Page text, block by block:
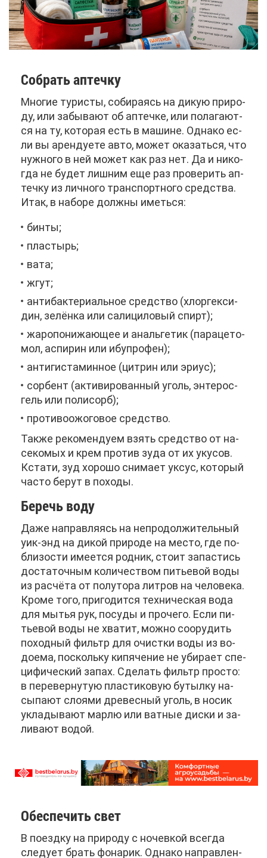
Со­брать ап­теч­ку
Мно­гие ту­ри­сты, со­би­ра­ясь на ди­кую при­ро­
ду, или за­бы­ва­ют об ап­теч­ке, или по­ла­га­ют­
ся на ту, ко­то­рая есть в ма­шине. Од­на­ко ес­
ли вы арен­ду­е­те ав­то, мо­жет ока­зать­ся, что
нуж­но­го в ней мо­жет как раз нет. Да и ни­ко­
гда не бу­дет лиш­ним еще раз про­ве­рить ап­
теч­ку из лич­но­го транс­порт­но­го сред­ства.
Итак, в на­бо­ре долж­ны иметь­ся:
бин­ты;
пла­стырь;
ва­та;
жгут;
ан­ти­бак­те­ри­аль­ное сред­ство (хл­ор­гек­си­
дин, зе­лён­ка или са­ли­ци­ло­вый спирт);
жа­ро­по­ни­жа­ю­щее и аналь­ге­тик (па­ра­це­то­
мол, ас­пи­рин или ибу­про­фен);
ан­ти­ги­ста­мин­ное (цит­рин или эри­ус);
сор­бент (ак­ти­ви­ро­ван­ный уголь, эн­те­рос­
гель или по­ли­сорб);
про­ти­во­ожо­го­вое сред­ство.
Та­к­же ре­ко­мен­ду­ем взять сред­ство от на­
се­ко­мых и крем про­тив зу­да от их уку­сов.
Кста­ти, зуд хо­ро­шо сни­ма­ет ук­сус, ко­то­рый
ча­сто бе­рут в по­хо­ды.
Бе­речь во­ду
Да­же на­прав­ля­ясь на непро­дол­жи­тель­ный
уик-энд на ди­кой при­ро­де на ме­сто, где по­
бли­зо­сти име­ет­ся род­ник, сто­ит за­па­стись
до­ста­точ­ным ко­ли­че­ством пи­тье­вой во­ды
из рас­чё­та от по­лу­то­ра лит­ров на че­ло­ве­ка.
Кро­ме то­го, при­го­дит­ся тех­ни­че­ская во­да
для мы­тья рук, по­су­ды и про­че­го. Ес­ли пи­
тье­вой во­ды не хва­тит, мож­но со­ору­дить
по­ход­ный фильтр для очист­ки во­ды из во­
до­е­ма, по­сколь­ку ки­пя­че­ние не уби­ра­ет спе­
ци­фи­че­ский за­пах. Сде­лать фильтр про­сто:
в пе­ре­вер­ну­тую пла­сти­ко­вую бу­тыл­ку на­
сы­па­ют сло­я­ми дре­вес­ный уголь, в но­сик
укла­ды­ва­ют мар­лю или ват­ные дис­ки и за­
ли­ва­ют во­дой.
Обес­пе­чить свет
В по­езд­ку на при­ро­ду с но­чев­кой все­гда
сле­ду­ет брать фо­на­рик. Од­на­ко на­прав­лен­